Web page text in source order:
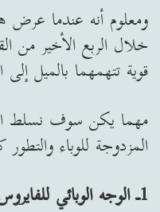
ومعلوم أنه عندما عرض
خلال الربع الأخير من
قوية تتهمهما بالميل إلى
مهما يكن سوف نسلط
المزدوجة للوباء والتطور
1ـ الوجه الوبائي للفايروس